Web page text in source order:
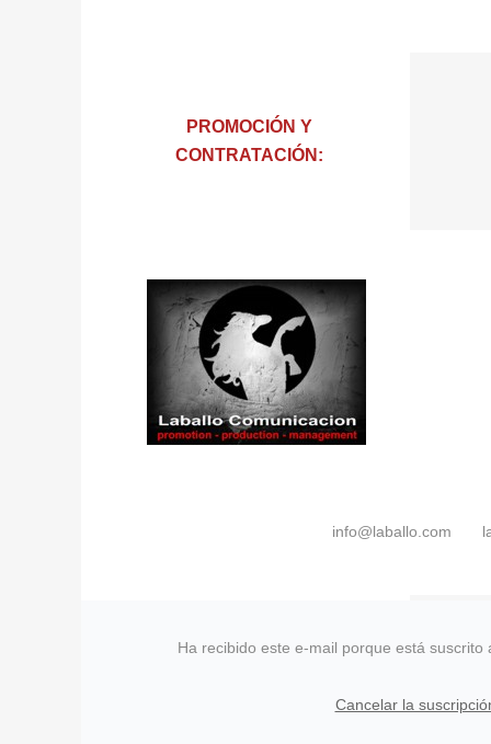
PROMOCIÓN Y
CONTRATACIÓN:
info@laballo.com
Ha recibido este e-mail porque está suscrito
Cancelar la